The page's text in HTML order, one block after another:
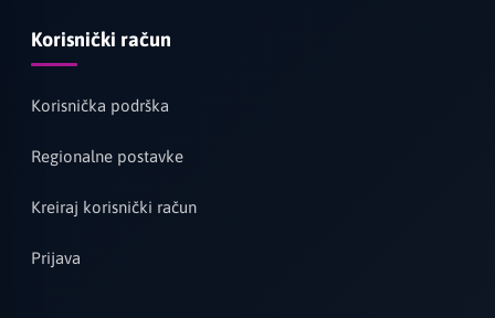
Korisnički račun
Korisnička podrška
Regionalne postavke
Kreiraj korisnički račun
Prijava